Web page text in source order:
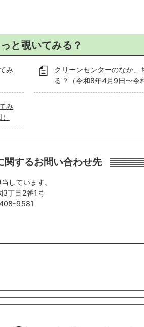
と覗いてみる？
み
クリーンセンターのなか、
る？（令和8年4月9日〜令
み
関するお問い合わせ先
しています。
3丁目2番1号
9581